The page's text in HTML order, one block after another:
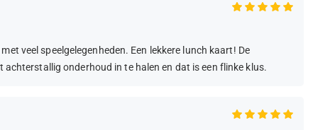
veel speelgelegenheden. Een lekkere lunch kaart! De
onderhoud in te halen en dat is een flinke klus.